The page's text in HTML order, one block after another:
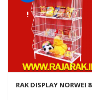
!
RAK DISPLAY NORWEI